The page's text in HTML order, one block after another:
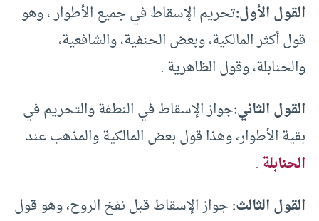
القول الأول:تحريم الإسقاط في جميع الأطوار ، وهو
قول أكثر المالكية، وبعض الحنفية، والشافعية،
والحنابلة، وقول الظاهرية .
القول الثاني:جواز الإسقاط في النطفة والتحريم في
بقية الأطوار، وهذا قول بعض المالكية والمذهب عند
الحنابلة.
القول الثالث:جواز الإسقاط قبل نفخ الروح، وهو قول